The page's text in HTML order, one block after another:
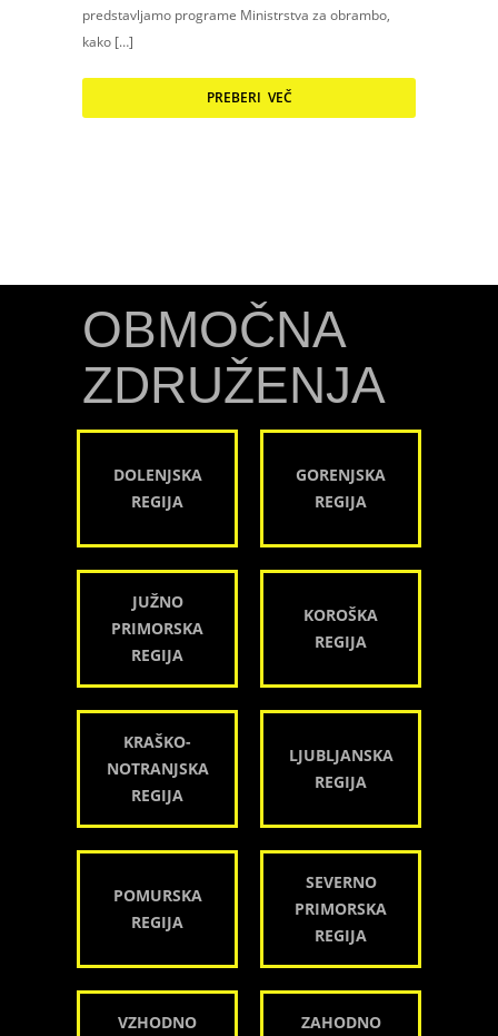
predstavljamo programe Ministrstva za obrambo,
kako […]
PREBERI VEČ
OBMOČNA
ZDRUŽENJA
DOLENJSKA
REGIJA
GORENJSKA
REGIJA
JUŽNO
PRIMORSKA
REGIJA
KOROŠKA
REGIJA
KRAŠKO-
NOTRANJSKA
REGIJA
LJUBLJANSKA
REGIJA
POMURSKA
REGIJA
SEVERNO
PRIMORSKA
REGIJA
VZHODNO
ZAHODNO